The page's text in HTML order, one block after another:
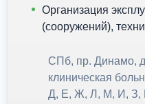
Организация
(сооружений),
СПб, пр. Динамо,
клиническая
Д, Е, Ж, Л, М, И, З,